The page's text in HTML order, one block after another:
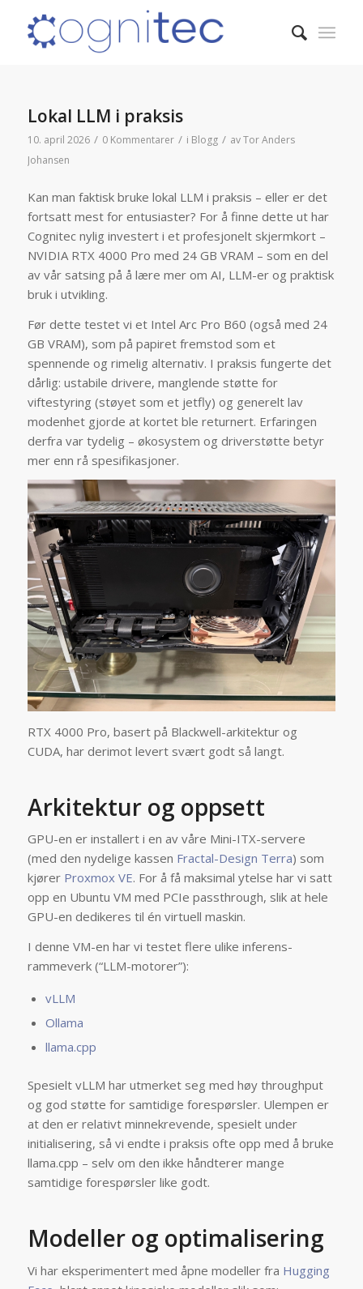
Lokal LLM i praksis
10. april 2026 / 0 Kommentarer / i Blogg / avTor Anders
Johansen
Kan man faktisk bruke lokal LLM i praksis – eller er det
fortsatt mest for entusiaster? For å finne dette ut har
Cognitec nylig investert i et profesjonelt skjermkort –
NVIDIA RTX 4000 Pro med 24 GB VRAM – som en del
av vår satsing på å lære mer om AI, LLM-er og praktisk
bruk i utvikling.
Før dette testet vi et Intel Arc Pro B60 (også med 24
GB VRAM), som på papiret fremstod som et
spennende og rimelig alternativ. I praksis fungerte det
dårlig: ustabile drivere, manglende støtte for
viftestyring (støyet som et jetfly) og generelt lav
modenhet gjorde at kortet ble returnert. Erfaringen
derfra var tydelig – økosystem og driverstøtte betyr
mer enn rå spesifikasjoner.
RTX 4000 Pro, basert på Blackwell-arkitektur og
CUDA, har derimot levert svært godt så langt.
Arkitektur og oppsett
GPU-en er installert i en av våre Mini-ITX-servere
(med den nydelige kassen Fractal-Design Terra) som
kjører Proxmox VE. For å få maksimal ytelse har vi satt
opp en Ubuntu VM med PCIe passthrough, slik at hele
GPU-en dedikeres til én virtuell maskin.
I denne VM-en har vi testet flere ulike inferens-
rammeverk (“LLM-motorer”):
vLLM
Ollama
llama.cpp
Spesielt vLLM har utmerket seg med høy throughput
og god støtte for samtidige forespørsler. Ulempen er
at den er relativt minnekrevende, spesielt under
initialisering, så vi endte i praksis ofte opp med å bruke
llama.cpp – selv om den ikke håndterer mange
samtidige forespørsler like godt.
Modeller og optimalisering
Vi har eksperimentert med åpne modeller fra Hugging